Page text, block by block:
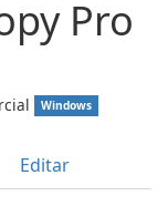
Pro
Windows
Editar